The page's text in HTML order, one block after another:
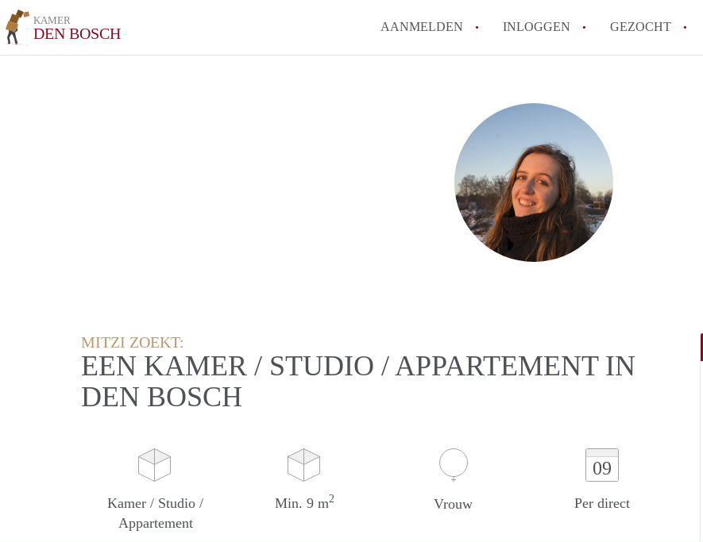
KAMER
DEN BOSCH AANMELDEN INLOGGEN GEZOCHT
Berekent KamerDenBosch
Wat is de privacyverklaring
Is KamerDenBosch
in Den Bosch?
Alle veelgestelde vragen
MITZI ZOEKT:
EEN KAMER / STUDIO / APPARTEMENT IN
DEN BOSCH
Kamer / Studio /
Appartement
Min. 9 m2 Vrouw
09
Per direct